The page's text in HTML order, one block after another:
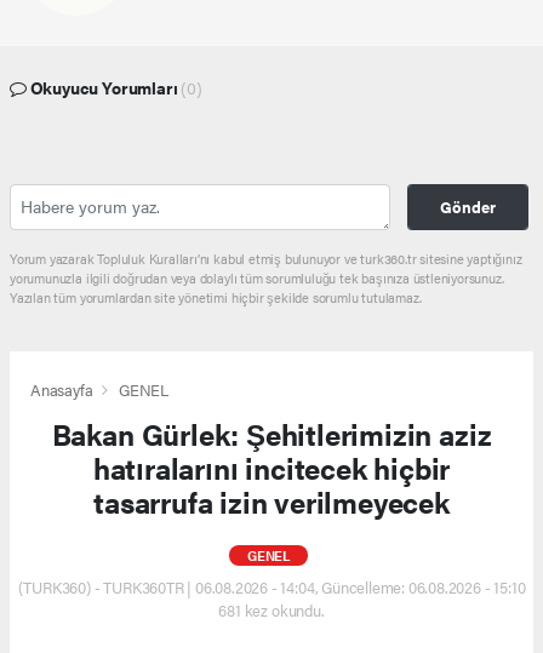
Okuyucu Yorumları (0)
Gönder
Yorum yazarak Topluluk Kuralları’nı kabul etmiş bulunuyor ve turk360.tr sitesine yaptığınız
yorumunuzla ilgili doğrudan veya dolaylı tüm sorumluluğu tek başınıza üstleniyorsunuz.
Yazılan tüm yorumlardan site yönetimi hiçbir şekilde sorumlu tutulamaz.
Anasayfa GENEL
Bakan Gürlek: Şehitlerimizin aziz
hatıralarını incitecek hiçbir
tasarrufa izin verilmeyecek
GENEL
(TURK360) - TURK360TR | 06.08.2026 - 14:04, Güncelleme: 06.08.2026 - 15:10
681 kez okundu.